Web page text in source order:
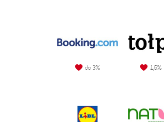
do 3% 1,5%